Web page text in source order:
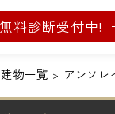
無料診断受付中!
物一覧 アンソレ